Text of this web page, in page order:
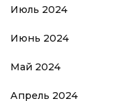
Июль 2024
Июнь 2024
Май 2024
Апрель 2024